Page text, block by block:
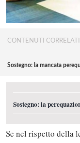
CONTENUTI CORRELATI
Sostegno: la mancata
Sostegno: la
Se nel rispetto della